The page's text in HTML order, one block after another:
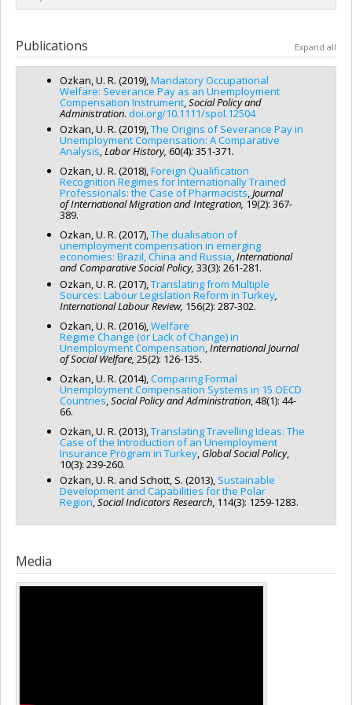
Bergeron,Emmanuelle Champion,Stephanie Blandine
Pelletier
Vincent Pasquier
Funding sources:FRQSC/Fonds de recherche du Québec -
Société et culture (FQRSC)
Grant programs:PV129894-(RG) Programme Regroupements
stratégiques
Anne-Marie Laflamme, Dalia Gesualdi-Fecteau
François Bolduc
Funding sources:FRQSC/Fonds de recherche du Québec -
Société et culture (FQRSC)
Grant programs:PV129894-(RG) Programme Regroupements
stratégiques
humaines du Canada
Co-researchers :
Marie-
Thérèse Chicha,Sirma Bilge,Alain Gagnon,Françoise
Armand,Solène Lardoux,Géraldine Mossière,Marie-Odile
Magnan,Umut Riza Ozkan,Sébastien Arcand,Corina Borri-
Anadon,Alain Bélanger,Claude Gélinas,Michèle Vatz-
Laaroussi,Bronwen E. Low,Marilyn Steinbach,
Germain,Damaris Rose, Xavier Leloup,Jack Jedwab,Maryse
,Lilyane Rachedi,Micheline Milot,Anne Saris,
Catherine Amiot,Pierre Bosset,Paul Eid,Mircea Vultur
Josiane Le Gall , Gina Lafortune,Éric-André Charest
Gallant,Chedly Belkhodja, Maya Yampolsky,Stéphanie
Tremblay
Funding sources:FRQSC/Fonds de recherche du Québec -
Grant programs: PV129894-(RG) Programme Regroupements
stratégiques
Publications Expand all
Ozkan, U. R. (2019),Mandatory Occupational
Welfare: Severance Pay as an Unemployment
Compensation Instrument,Social Policy and
Administration. doi.org/10.1111/spol.12504
Ozkan, U. R. (2019),The Origins of Severance Pay in
Unemployment Compensation: A Comparative
Analysis,Labor History, 60(4):351-371.
Ozkan, U. R. (2018),Foreign Qualification
Recognition Regimes for Internationally Trained
Professionals: the Case of Pharmacists,Journal
ofInternational Migration and Integration, 19(2): 367-
389.
Ozkan, U. R. (2017),The dualisation of
unemployment compensation in emerging
economies: Brazil, China and Russia,International
and Comparative Social Policy, 33(3): 261-281.
Ozkan, U. R. (2017),Translating from Multiple
Sources: Labour Legislation Reform in Turkey,
International Labour Review, 156(2): 287-302.
Ozkan, U. R. (2016),Welfare
Regime Change (or Lack of Change) in
Unemployment Compensation,International Journal
of Social Welfare, 25(2): 126-135.
Ozkan, U. R. (2014),Comparing Formal
Unemployment Compensation Systems in 15 OECD
Countries,Social Policy and Administration, 48(1): 44-
66.
Ozkan, U. R. (2013),Translating Travelling Ideas: The
Case of the Introduction of an Unemployment
Insurance Program in Turkey, Global Social Policy,
10(3): 239-260.
Ozkan, U. R. and Schott, S. (2013), Sustainable
Development and Capabilities for the Polar
Region,Social Indicators Research, 114(3): 1259-1283.
Media